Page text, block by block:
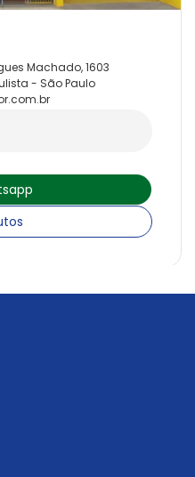
Machado, 1603
- São Paulo
com.br